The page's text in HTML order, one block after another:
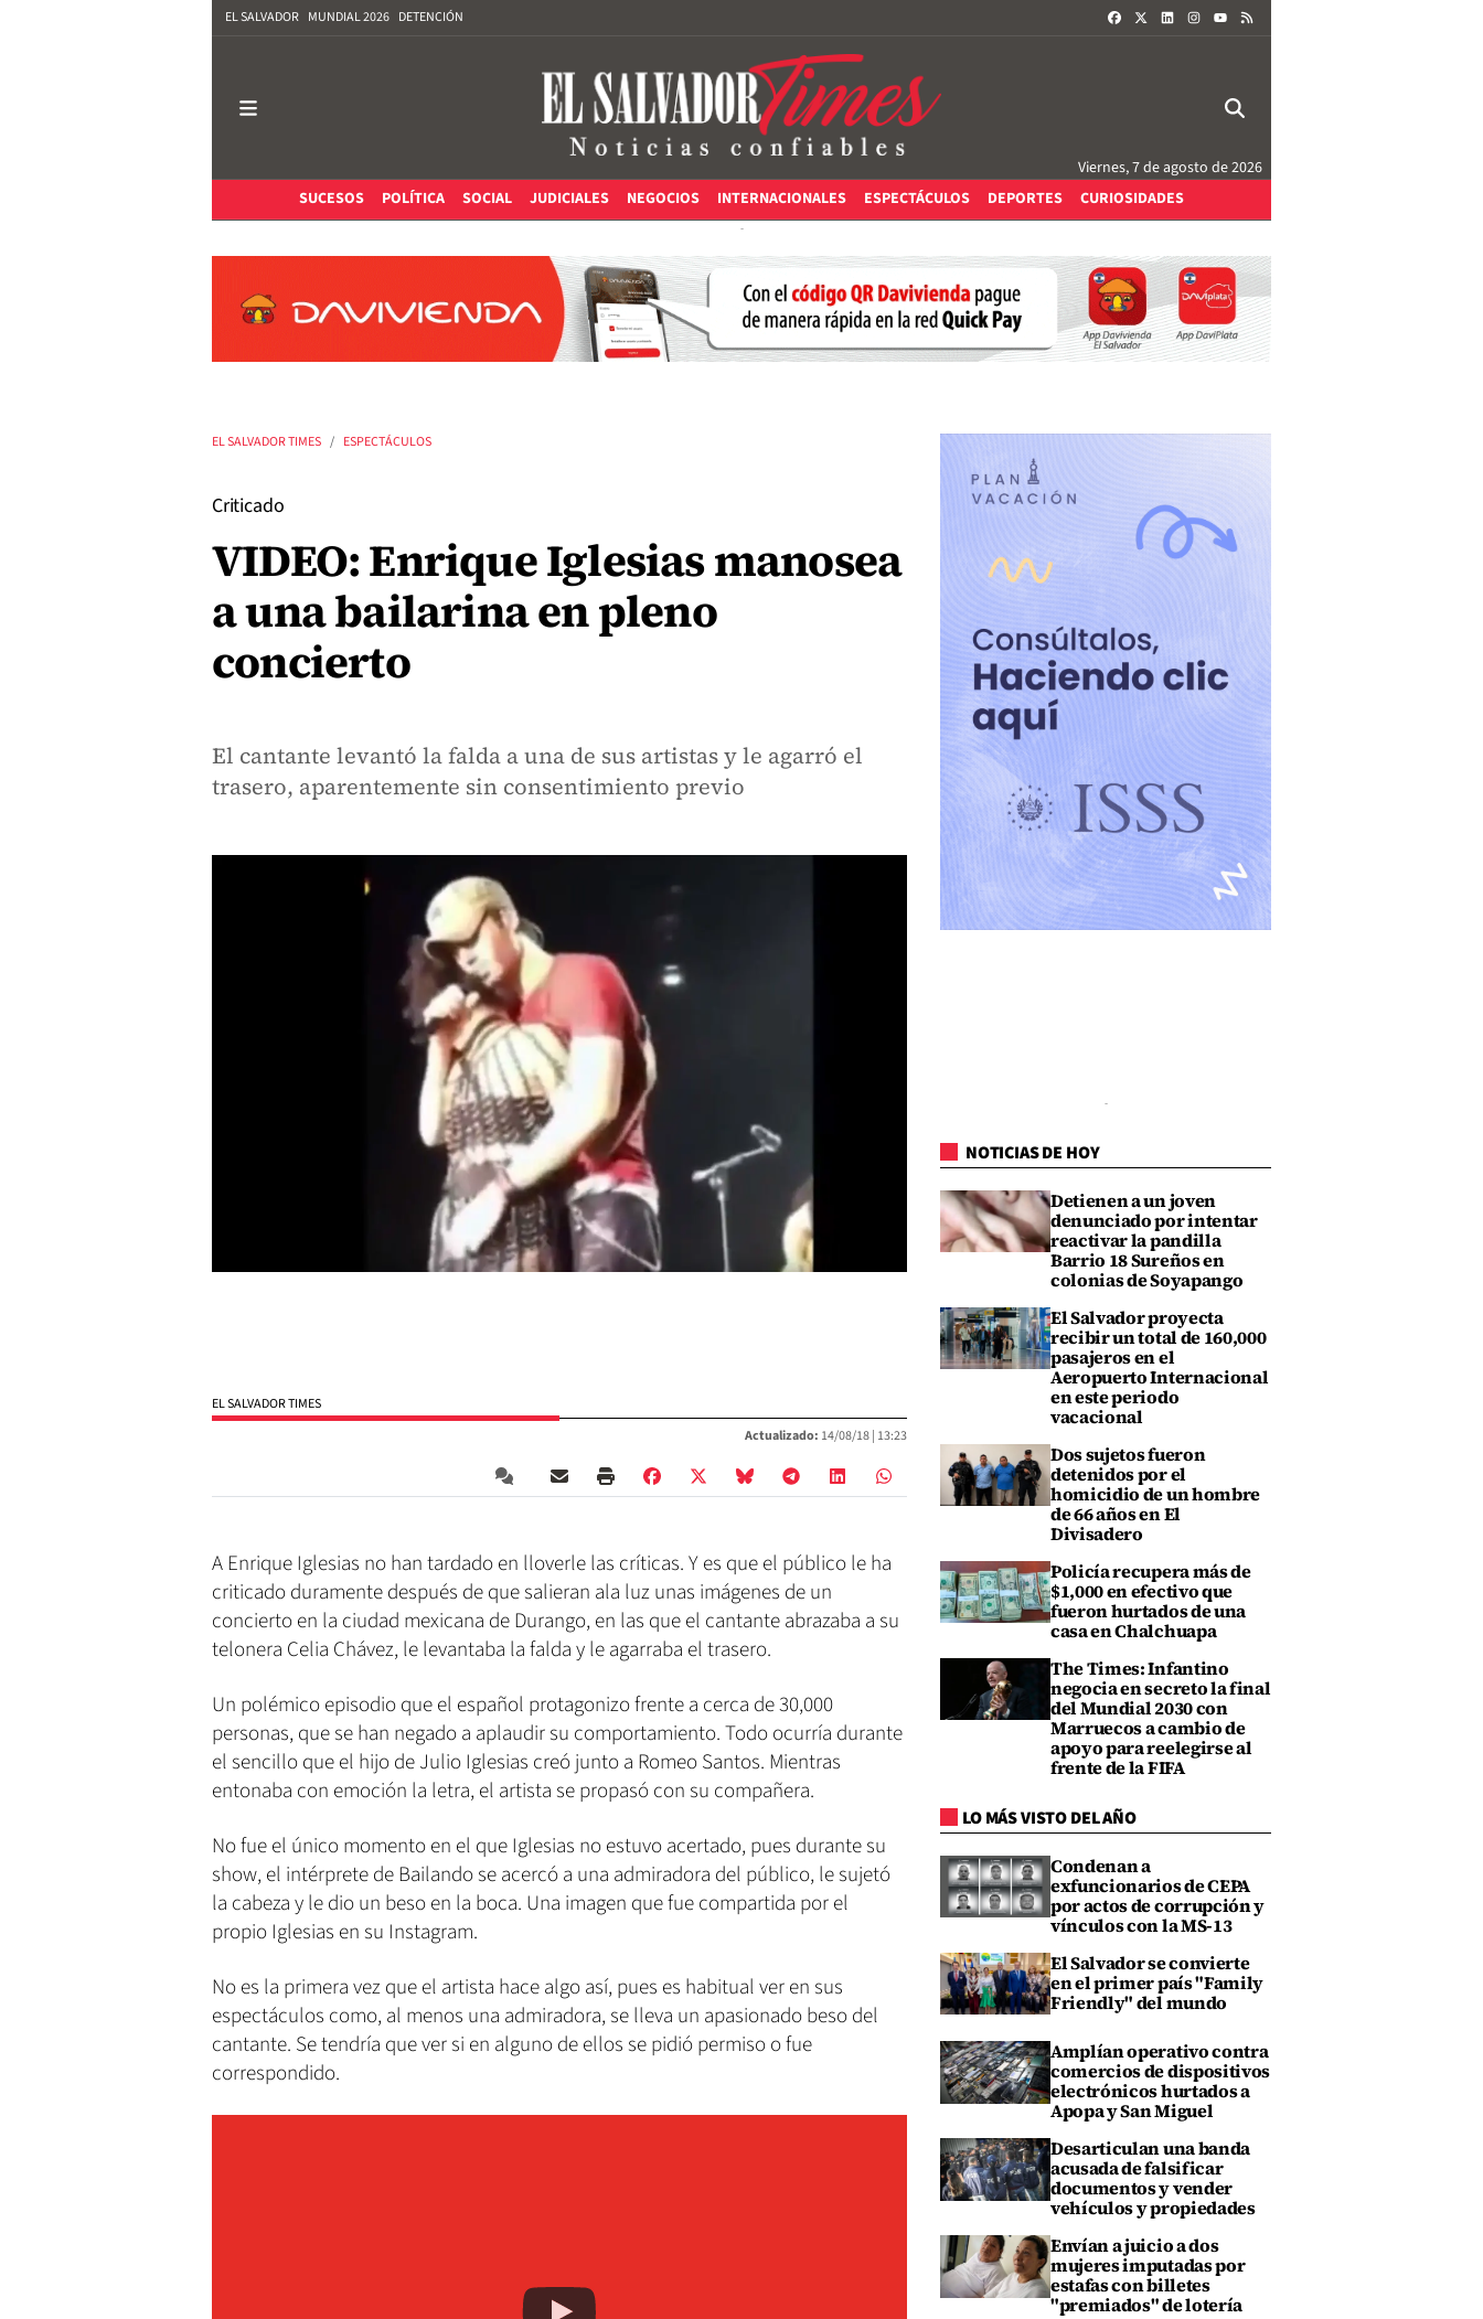
EL SALVADOR MUNDIAL 2026 DETENCIÓN FACEBOOKLINKEDININSTAGRAM
Viernes, 7 de agosto de 2026
SUCESOS
POLÍTICA SOCIAL JUDICIALES NEGOCIOS INTERNACIONALES ESPECTÁCULOS DEPORTES CURIOSIDADES
EL SALVADOR TIMES ESPECTÁCULOS
Criticado
VIDEO: Enrique Iglesias manosea
a una bailarina en pleno
concierto
El cantante levantó la falda a una de sus artistas y le agarró el
trasero, aparentemente sin consentimiento previo
EL SALVADOR TIMES
Actualizado: 14/08/18 | 13:23
A Enrique Iglesias no han tardado en lloverle las críticas. Y es que el público le ha
criticado duramente después de que salieran ala luz unas imágenes de un
concierto en la ciudad mexicana de Durango, en las que el cantante abrazaba a su
telonera Celia Chávez, le levantaba la falda y le agarraba el trasero.
Un polémico episodio que el español protagonizo frente a cerca de 30,000
personas, que se han negado a aplaudir su comportamiento. Todo ocurría durante
el sencillo que el hijo de Julio Iglesias creó junto a Romeo Santos. Mientras
entonaba con emoción la letra, el artista se propasó con su compañera.
No fue el único momento en el que Iglesias no estuvo acertado, pues durante su
show, el intérprete de Bailando se acercó a una admiradora del público, le sujetó
la cabeza y le dio un beso en la boca. Una imagen que fue compartida por el
propio Iglesias en su Instagram.
No es la primera vez que el artista hace algo así, pues es habitual ver en sus
espectáculos como, al menos una admiradora, se lleva un apasionado beso del
cantante. Se tendría que ver si en alguno de ellos se pidió permiso o fue
correspondido.
NOTICIAS DE HOY
Detienen a un joven
denunciado por intentar
reactivar la pandilla
Barrio 18 Sureños en
colonias de Soyapango
El Salvador proyecta
recibir un total de 160,000
pasajeros en el
Aeropuerto Internacional
en este periodo
vacacional
Dos sujetos fueron
detenidos por el
homicidio de un hombre
de 66 años en El
Divisadero
Policía recupera más de
$1,000 en efectivo que
fueron hurtados de una
casa en Chalchuapa
The Times: Infantino
negocia en secreto la final
del Mundial 2030 con
Marruecos a cambio de
apoyo para reelegirse al
frente de la FIFA
LO MÁS VISTO DEL AÑO
Condenan a
exfuncionarios de CEPA
por actos de corrupción y
vínculos con la MS-13
El Salvador se convierte
en el primer país "Family
Friendly" del mundo
Amplían operativo contra
comercios de dispositivos
electrónicos hurtados a
Apopa y San Miguel
Desarticulan una banda
acusada de falsificar
documentos y vender
vehículos y propiedades
Envían a juicio a dos
mujeres imputadas por
estafas con billetes
"premiados" de lotería